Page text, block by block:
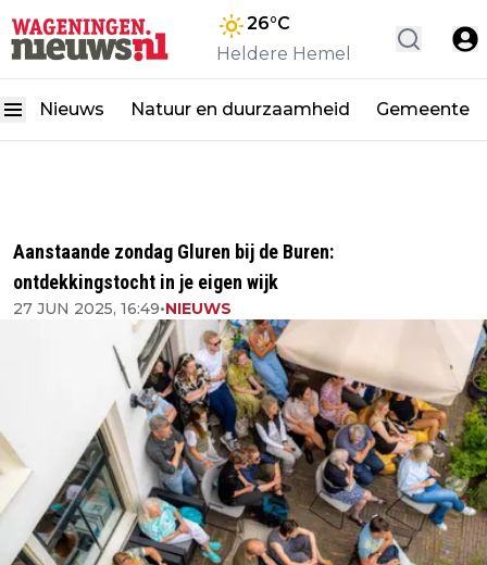
26°C
Heldere Hemel
Nieuws Natuur en duurzaamheid Gemeente
Aanstaande zondag Gluren bij de Buren:
ontdekkingstocht in je eigen wijk
27 JUN 2025, 16:49•NIEUWS